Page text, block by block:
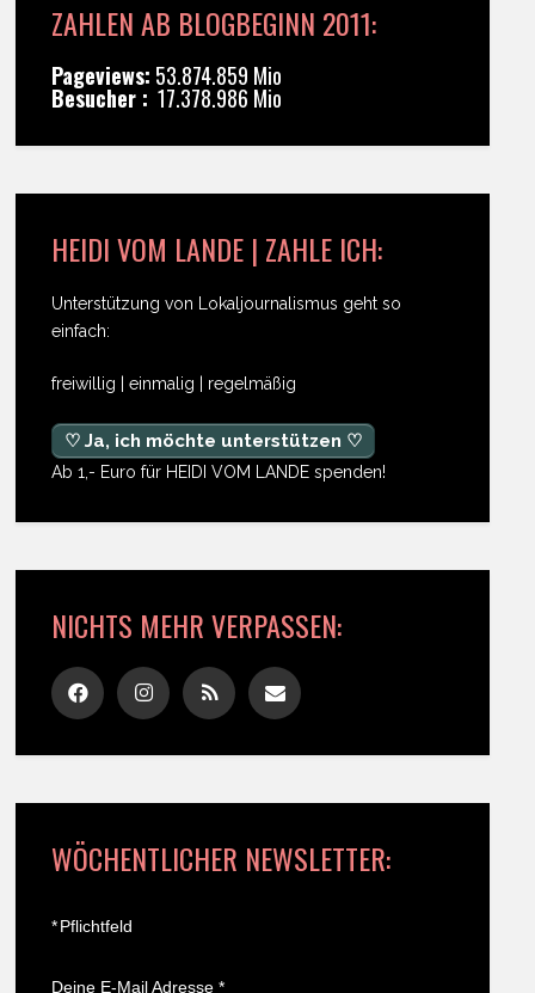
ZAHLEN AB BLOGBEGINN 2011:
Pageviews: 53.874.859 Mio
Besucher : 17.378.986 Mio
HEIDI VOM LANDE | ZAHLE ICH:
Unterstützung von Lokaljournalismus geht so
einfach:
freiwillig | einmalig | regelmäßig
♡ Ja, ich möchte unterstützen ♡
Ab 1,- Euro für HEIDI VOM LANDE spenden!
NICHTS MEHR VERPASSEN:
WÖCHENTLICHER NEWSLETTER:
*Pflichtfeld
Deine E-Mail Adresse *